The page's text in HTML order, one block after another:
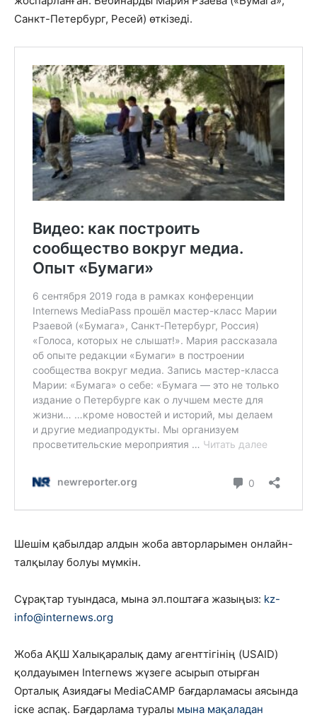
Санкт-Петербург, Ресей) өткізеді.
Шешім қабылдар алдын жоба авторларымен онлайн-
талқылау болуы мүмкін.
Сұрақтар туындаса, мына эл.поштаға жазыңыз: kz-
info@internews.org
Жоба АҚШ Халықаралық даму агенттігінің (USAID)
қолдауымен Internews жүзеге асырып отырған
Орталық Азиядағы MediaCAMP бағдарламасы аясында
іске аспақ. Бағдарлама туралы мына мақаладан